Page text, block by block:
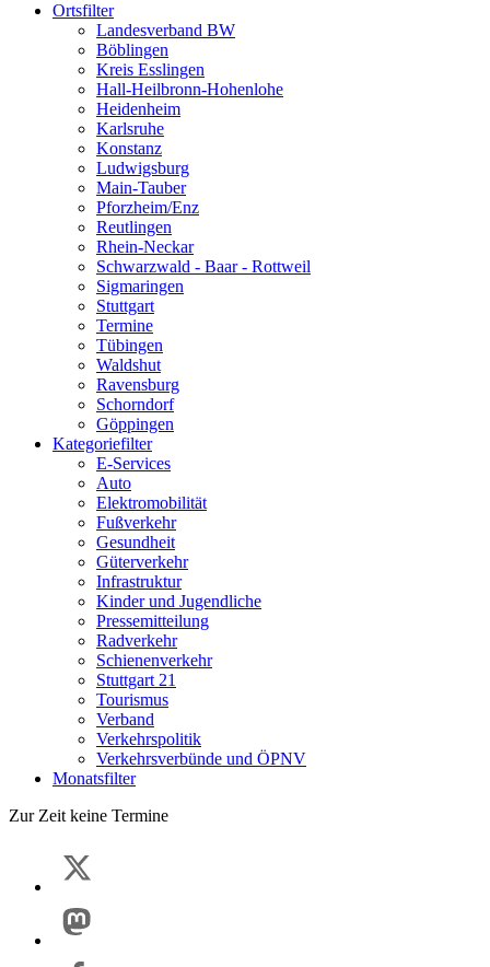
Ortsfilter
Landesverband BW
Böblingen
Kreis Esslingen
Hall-Heilbronn-Hohenlohe
Heidenheim
Karlsruhe
Konstanz
Ludwigsburg
Main-Tauber
Pforzheim/Enz
Reutlingen
Rhein-Neckar
Schwarzwald - Baar - Rottweil
Sigmaringen
Stuttgart
Termine
Tübingen
Waldshut
Ravensburg
Schorndorf
Göppingen
Kategoriefilter
E-Services
Auto
Elektromobilität
Fußverkehr
Gesundheit
Güterverkehr
Infrastruktur
Kinder und Jugendliche
Pressemitteilung
Radverkehr
Schienenverkehr
Stuttgart 21
Tourismus
Verband
Verkehrspolitik
Verkehrsverbünde und ÖPNV
Monatsfilter
Zur Zeit keine Termine